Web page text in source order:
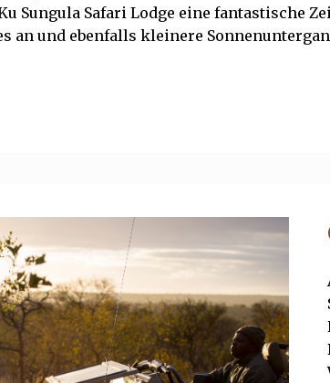
Sungula Safari Lodge eine fantastische
an und ebenfalls kleinere